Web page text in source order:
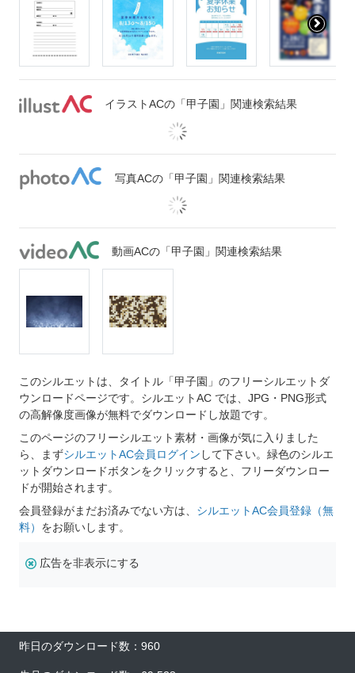
イラストACの「甲子園」関連検索結果
写真ACの「甲子園」関連検索結果
動画ACの「甲子園」関連検索結果
このシルエットは、タイトル「甲子園」のフリーシルエットダ
ウンロードページです。シルエットAC では、JPG・PNG形式
の高解像度画像が無料でダウンロードし放題です。
このページのフリーシルエット素材・画像が気に入りました
ら、まずシルエットAC会員ログイン して下さい。緑色のシルエ
ットダウンロードボタンをクリックすると、フリーダウンロー
ドが開始されます。
会員登録がまだお済みでない方は、 シルエットAC会員登録（無
料） をお願いします。
広告を非表示にする
昨日のダウンロード数：960